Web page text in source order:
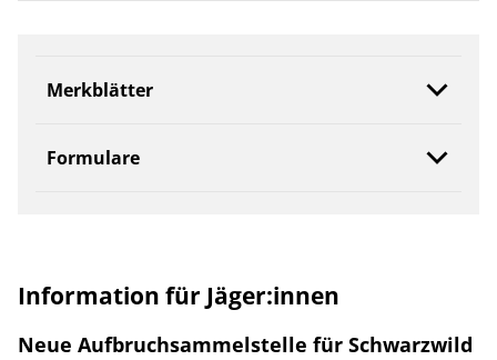
Merkblätter
Formulare
Information für Jäger:innen
Neue Aufbruchsammelstelle für Schwarzwild